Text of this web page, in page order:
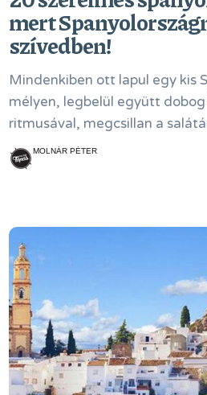
mert
szívedben!
Mindenkiben ott lapul egy kis
mélyen, legbelül együtt
ritmusával, megcsillan a
MOLNÁR PÉTER